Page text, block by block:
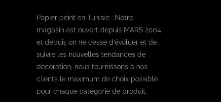
Papier peint en Tunisie : Notre
magasin est ouvert depuis MARS 2004
et depuis on ne cesse d’évoluer et de
suivre les nouvelles tendances de
décoration, nous fournissons a nos
clients le maximum de choix possible
pour chaque catégorie de produit.